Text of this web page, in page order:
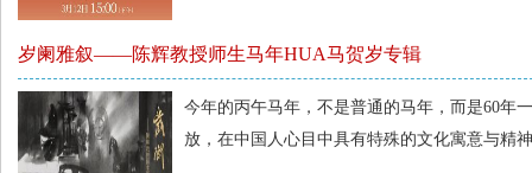
岁阑雅叙——陈辉教授师生马年HUA马贺岁专辑
今年的丙午马年，不是普通的马年，而是60年
放，在中国人心目中具有特殊的文化寓意与精